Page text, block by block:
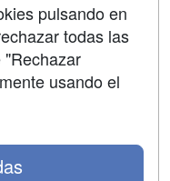
pulsando en
todas las
usando el